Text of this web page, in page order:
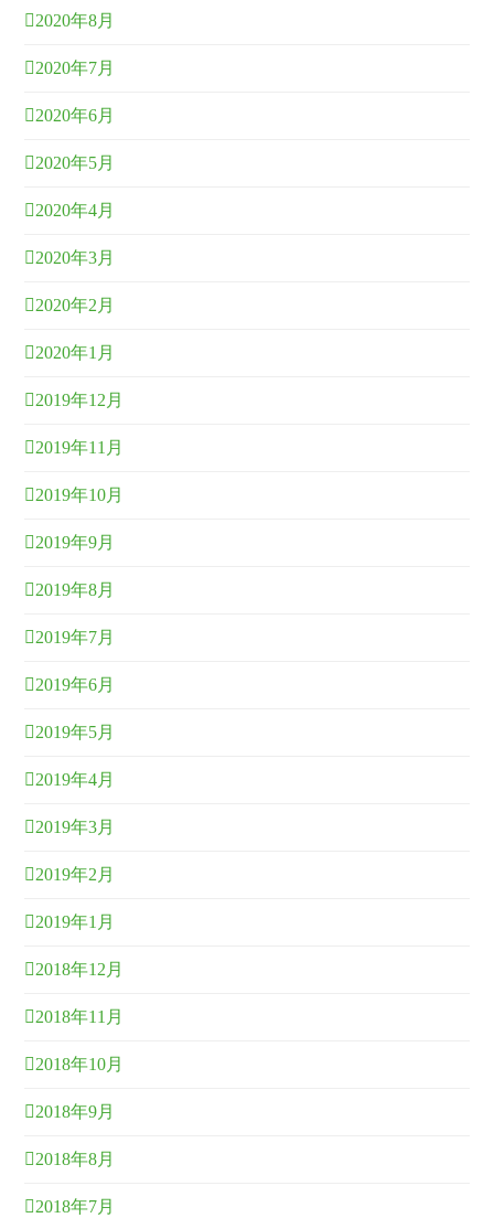
2020年8月
2020年7月
2020年6月
2020年5月
2020年4月
2020年3月
2020年2月
2020年1月
2019年12月
2019年11月
2019年10月
2019年9月
2019年8月
2019年7月
2019年6月
2019年5月
2019年4月
2019年3月
2019年2月
2019年1月
2018年12月
2018年11月
2018年10月
2018年9月
2018年8月
2018年7月